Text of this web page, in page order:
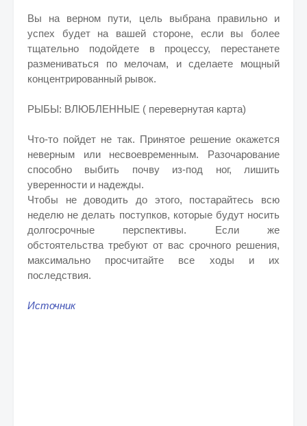
Вы на верном пути, цель выбрана правильно и
успех будет на вашей стороне, если вы более
тщательно подойдете в процессу, перестанете
размениваться по мелочам, и сделаете мощный
концентрированный рывок.
РЫБЫ: ВЛЮБЛЕННЫЕ ( перевернутая карта)
Что-то пойдет не так. Принятое решение окажется
неверным или несвоевременным. Разочарование
способно выбить почву из-под ног, лишить
уверенности и надежды.
Чтобы не доводить до этого, постарайтесь всю
неделю не делать поступков, которые будут носить
долгосрочные перспективы. Если же
обстоятельства требуют от вас срочного решения,
максимально просчитайте все ходы и их
последствия.
Источник